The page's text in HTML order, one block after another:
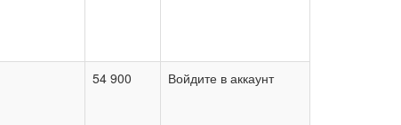
54 900 Войдите в аккаунт